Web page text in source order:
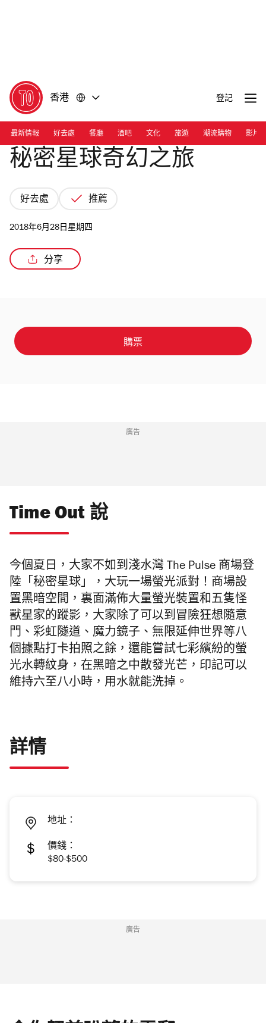
香港 登記
最新情報 好去處 餐廳 酒吧 文化 旅遊 潮流購物 影片
秘密星球奇幻之旅
好去處 推薦
2018年6月28日星期四
分享
購票
廣告
Time Out 說
今個夏日，大家不如到淺水灣 The Pulse 商場登
陸「秘密星球」，大玩一場螢光派對！商場設
置黑暗空間，裏面滿佈大量螢光裝置和五隻怪
獸星家的蹤影，大家除了可以到冒險狂想隨意
門、彩虹隧道、魔力鏡子、無限延伸世界等八
個據點打卡拍照之餘，還能嘗試七彩繽紛的螢
光水轉紋身，在黑暗之中散發光芒，印記可以
維持六至八小時，用水就能洗掉。
詳情
地址：
價錢：
$80-$500
廣告